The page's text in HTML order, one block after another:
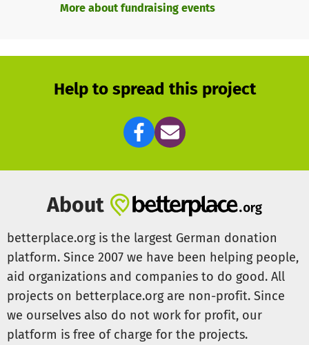
More about fundraising events
Help to spread this project
About
betterplace.org is the largest German donation
platform. Since 2007 we have been helping people,
aid organizations and companies to do good. All
projects on betterplace.org are non-profit. Since
we ourselves also do not work for profit, our
platform is free of charge for the projects.